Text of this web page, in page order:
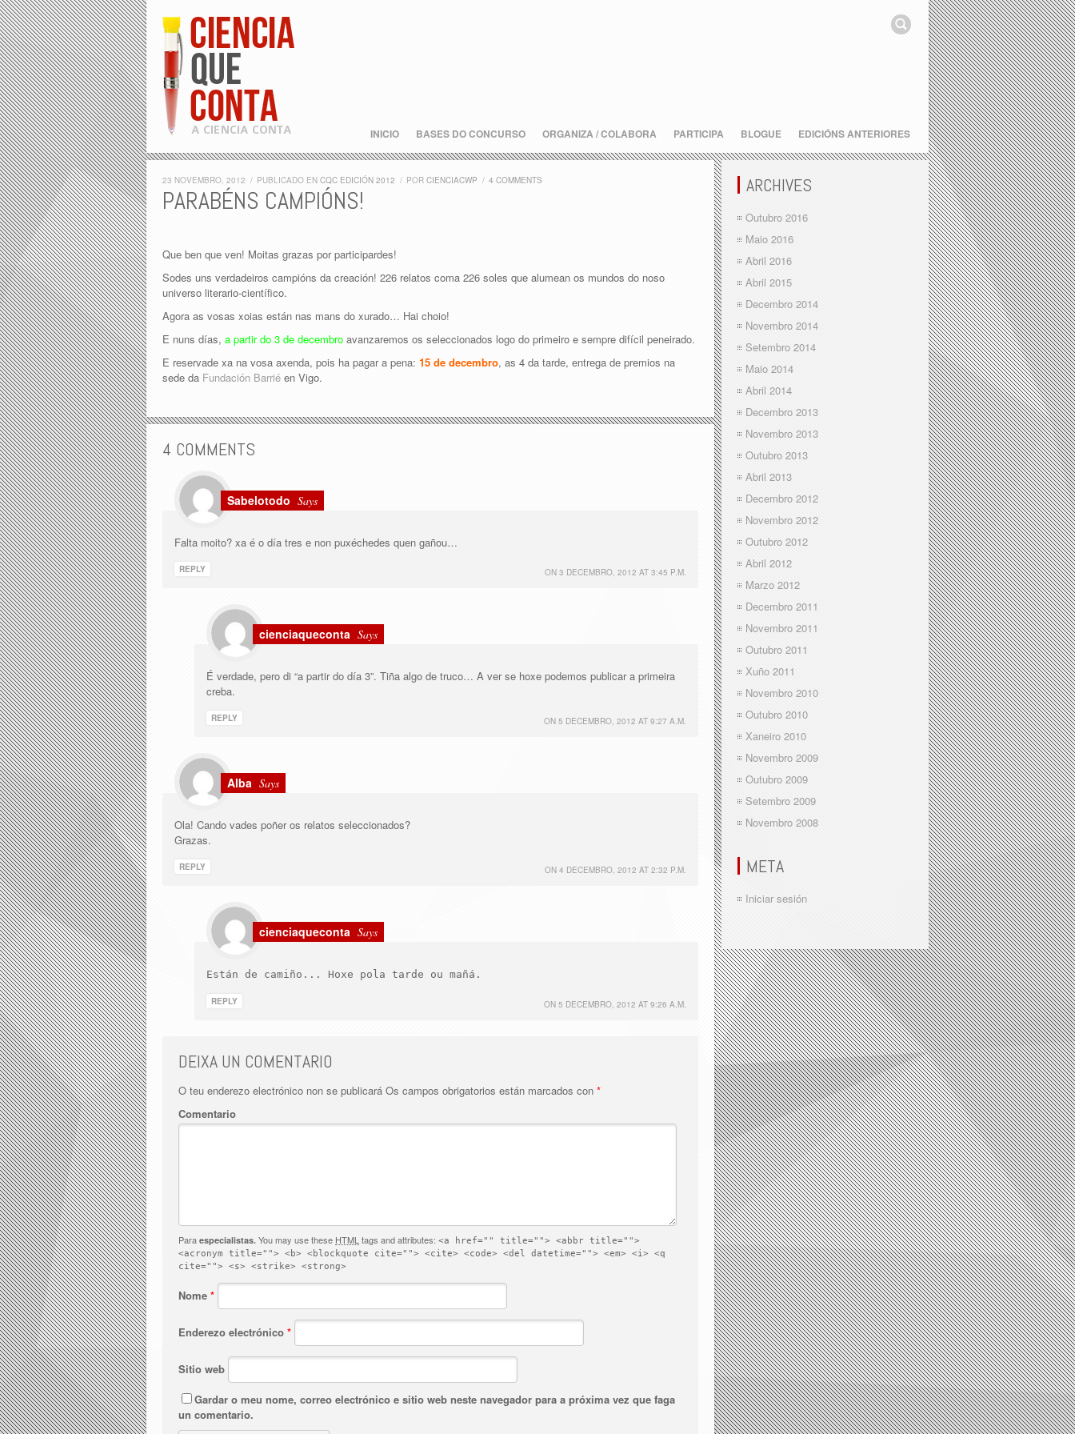
INICIO BASES DO CONCURSO ORGANIZA / COLABORA PARTICIPA BLOGUE EDICIÓNS ANTERIORES
23 NOVEMBRO, 2012 / PUBLICADO EN CQC EDICIÓN 2012 / POR CIENCIACWP / 4 COMMENTS
PARABÉNS CAMPIÓNS!
Que ben que ven! Moitas grazas por participardes!
Sodes uns verdadeiros campións da creación! 226 relatos coma 226 soles que alumean os mundos do noso
universo literario-científico.
Agora as vosas xoias están nas mans do xurado… Hai choio!
E nuns días, a partir do 3 de decembro avanzaremos os seleccionados logo do primeiro e sempre difícil peneirado.
E reservade xa na vosa axenda, pois ha pagar a pena: 15 de decembro, as 4 da tarde, entrega de premios na
sede da Fundación Barrié en Vigo.
4 COMMENTS
Sabelotodo Says
Falta moito? xa é o día tres e non puxéchedes quen gañou…
ON 3 DECEMBRO, 2012 AT 3:45 P.M.
REPLY
cienciaqueconta Says
É verdade, pero di “a partir do día 3”. Tiña algo de truco… A ver se hoxe podemos publicar a primeira
creba.
ON 5 DECEMBRO, 2012 AT 9:27 A.M.
REPLY
Alba Says
Ola! Cando vades poñer os relatos seleccionados?
Grazas.
ON 4 DECEMBRO, 2012 AT 2:32 P.M.
REPLY
cienciaqueconta Says
Están de camiño... Hoxe pola tarde ou mañá.
ON 5 DECEMBRO, 2012 AT 9:26 A.M.
REPLY
DEIXA UN COMENTARIO
O teu enderezo electrónico non se publicará Os campos obrigatorios están marcados con *
Comentario
Para especialistas. You may use these HTML tags and attributes: <a href="" title=""> <abbr title="">
<acronym title=""> <b> <blockquote cite=""> <cite> <code> <del datetime=""> <em> <i> <q
cite=""> <s> <strike> <strong>
Nome *
Enderezo electrónico *
Sitio web
Gardar o meu nome, correo electrónico e sitio web neste navegador para a próxima vez que faga
un comentario.
ARCHIVES
Outubro 2016
Maio 2016
Abril 2016
Abril 2015
Decembro 2014
Novembro 2014
Setembro 2014
Maio 2014
Abril 2014
Decembro 2013
Novembro 2013
Outubro 2013
Abril 2013
Decembro 2012
Novembro 2012
Outubro 2012
Abril 2012
Marzo 2012
Decembro 2011
Novembro 2011
Outubro 2011
Xuño 2011
Novembro 2010
Outubro 2010
Xaneiro 2010
Novembro 2009
Outubro 2009
Setembro 2009
Novembro 2008
META
Iniciar sesión